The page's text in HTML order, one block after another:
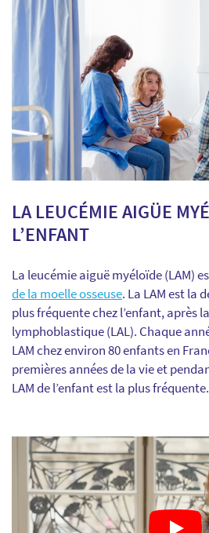
LA LEUCÉMIE AIGÜE
L’ENFANT
La leucémie aiguë myéloïde (LAM)
de la moelle osseuse. La LAM est la
plus fréquente chez l’enfant, après
lymphoblastique (LAL). Chaque
LAM chez environ 80 enfants en
premières années de la vie et
LAM de l’enfant est la plus fréquente.